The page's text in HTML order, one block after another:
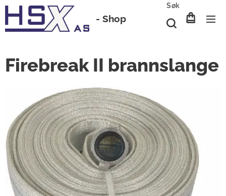
- Shop
Søk
Firebreak II brannslange